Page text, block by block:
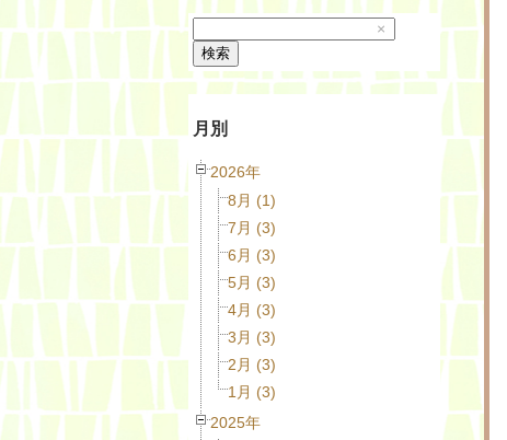
×
検索
月別
2026年
8月 (1)
7月 (3)
6月 (3)
5月 (3)
4月 (3)
3月 (3)
2月 (3)
1月 (3)
2025年